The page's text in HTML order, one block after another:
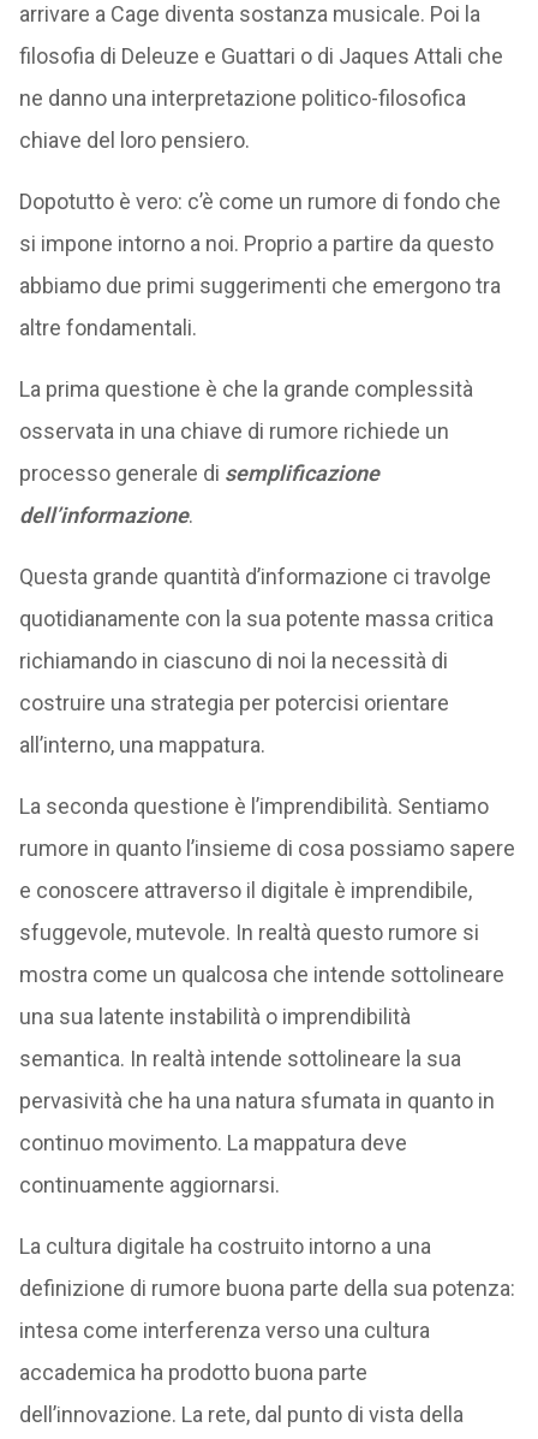
arrivare a Cage diventa sostanza musicale. Poi la
filosofia di Deleuze e Guattari o di Jaques Attali che
ne danno una interpretazione politico-filosofica
chiave del loro pensiero.
Dopotutto è vero: c’è come un rumore di fondo che
si impone intorno a noi. Proprio a partire da questo
abbiamo due primi suggerimenti che emergono tra
altre fondamentali.
La prima questione è che la grande complessità
osservata in una chiave di rumore richiede un
processo generale di semplificazione
dell’informazione.
Questa grande quantità d’informazione ci travolge
quotidianamente con la sua potente massa critica
richiamando in ciascuno di noi la necessità di
costruire una strategia per potercisi orientare
all’interno, una mappatura.
La seconda questione è l’imprendibilità. Sentiamo
rumore in quanto l’insieme di cosa possiamo sapere
e conoscere attraverso il digitale è imprendibile,
sfuggevole, mutevole. In realtà questo rumore si
mostra come un qualcosa che intende sottolineare
una sua latente instabilità o imprendibilità
semantica. In realtà intende sottolineare la sua
pervasività che ha una natura sfumata in quanto in
continuo movimento. La mappatura deve
continuamente aggiornarsi.
La cultura digitale ha costruito intorno a una
definizione di rumore buona parte della sua potenza:
intesa come interferenza verso una cultura
accademica ha prodotto buona parte
dell’innovazione. La rete, dal punto di vista della